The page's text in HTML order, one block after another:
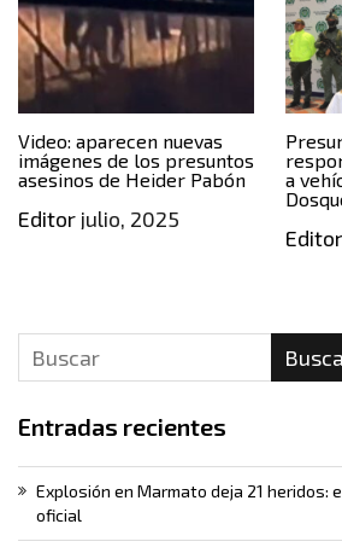
Video: aparecen nuevas
imágenes de los presuntos
asesinos de Heider Pabón
Editor julio, 2025
a
Editor
Entradas recientes
Explosión en Marmato deja 21 heridos:
oficial